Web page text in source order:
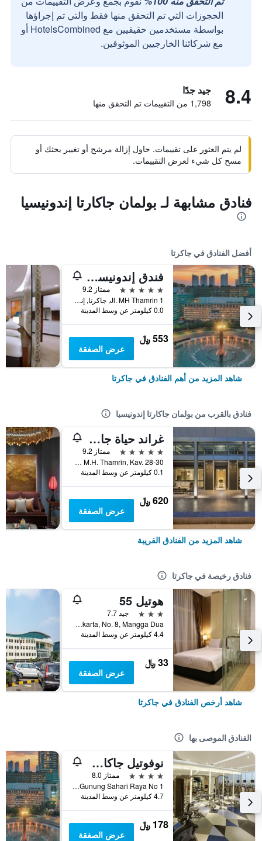
الحجوزات التي تم التحقق منها فقط والتي تم إجراؤها
بواسطة مستخدمين حقيقيين مع HotelsCombined أو
مع شركائنا الخارجيين الموثوقين.
8.4 جيد جدًا
1,798 من التقييمات تم التحقق منها
لم يتم العثور على تقييمات. حاول إزالة مرشح أو تغيير بحثك أو
مسح كل شيء لعرض التقييمات.
فنادق مشابهة لـ بولمان جاكارتا إندونيسيا
أفضل الفنادق في جاكرتا
فندق إندونيسيا كمبينسكي جاكرتا
5 نجوم
ممتاز 9.2
Jl. MH Thamrin 1, جاكرتا, إندونيسيا
0.0 كيلومتر عن وسط المدينة
553 ﷼
عرض الصفقة
شاهد المزيد من أهم الفنادق في جاكرتا
فنادق بالقرب من بولمان جاكارتا إندونيسيا
غراند حياة جاكرتا
5 نجوم
ممتاز 9.2
Jalan M.H. Thamrin, Kav. 28-30, جاكرتا, إندونيسيا
0.1 كيلومتر عن وسط المدينة
620 ﷼
عرض الصفقة
شاهد المزيد من الفنادق القريبة
فنادق رخيصة في جاكرتا
هوتيل 55
3 نجوم
جيد 7.7
Jl. Pangeran Jayakarta, No. 8, Mangga Dua, جاكرتا, إندونيسيا
4.4 كيلومتر عن وسط المدينة
33 ﷼
عرض الصفقة
شاهد أرخص الفنادق في جاكرتا
الفنادق الموصى بها
نوفوتيل جاكارتا مانغا دوا سكوير
4 نجوم
ممتاز 8.0
Jalan Gunung Sahari Raya No 1, جاكرتا, إندونيسيا
4.7 كيلومتر عن وسط المدينة
178 ﷼
عرض الصفقة